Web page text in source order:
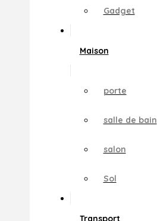
Gadget
Maison
porte
salle de bain
salon
Sol
Transport